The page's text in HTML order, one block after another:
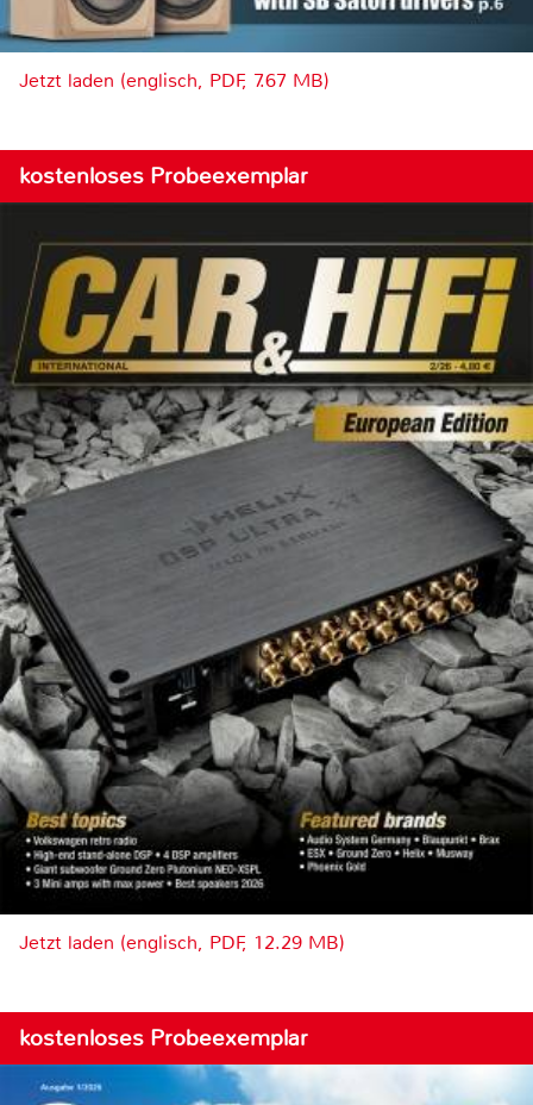
Jetzt laden (englisch, PDF, 7.67 MB)
kostenloses Probeexemplar
Jetzt laden (englisch, PDF, 12.29 MB)
kostenloses Probeexemplar